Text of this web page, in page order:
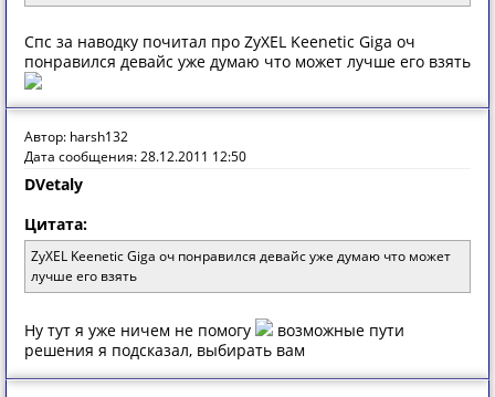
Спс за наводку почитал про ZyXEL Keenetic Giga оч
понравился девайс уже думаю что может лучше его взять
Автор: harsh132
Дата сообщения: 28.12.2011 12:50
DVetaly
Цитата:
ZyXEL Keenetic Giga оч понравился девайс уже думаю что может
лучше его взять
Ну тут я уже ничем не помогу
возможные пути
решения я подсказал, выбирать вам